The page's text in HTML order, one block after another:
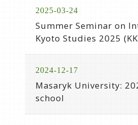
2025-03-24
Summer Seminar on
Kyoto Studies 2025
2024-12-17
Masaryk University:
school